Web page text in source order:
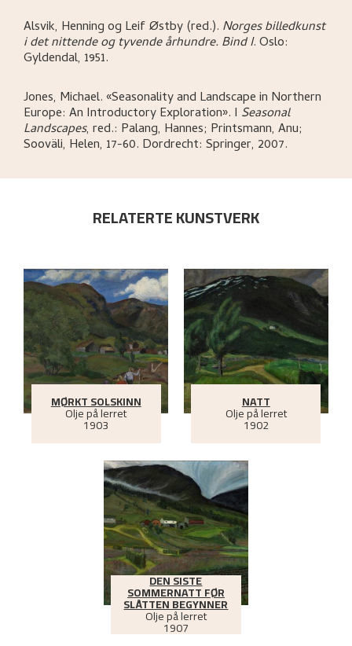
Alsvik, Henning og Leif Østby (red.). Norges billedkunst
i det nittende og tyvende århundre. Bind I.Oslo:
Gyldendal, 1951.
Jones, Michael.«Seasonality and Landscape in Northern
Europe: An Introductory Exploration». I Seasonal
Landscapes, red.: Palang, Hannes; Printsmann, Anu;
Sooväli, Helen, 17-60. Dordrecht: Springer, 2007.
RELATERTE KUNSTVERK
MØRKT SOLSKINN
Olje på lerret
1903
NATT
Olje på lerret
1902
DEN SISTE
SOMMERNATT FØR
SLÅTTEN BEGYNNER
Olje på lerret
1907